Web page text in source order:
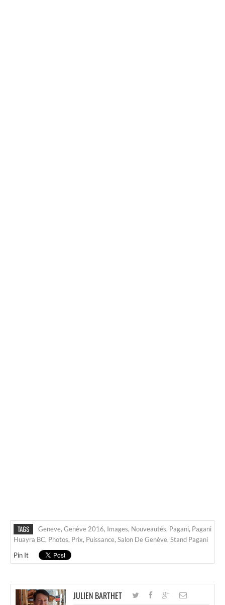
TAGS Geneve, Genève 2016, Images, Nouveautés, Pagani, Pagani
Huayra BC, Photos, Prix, Puissance, Salon De Genève, Stand Pagani
Pin It
JULIEN BARTHET